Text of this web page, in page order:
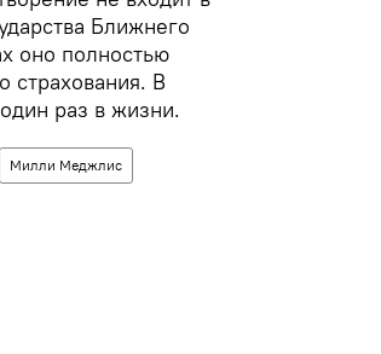
Ближнего
оно полностью
страхования. В
раз в жизни.
Милли Меджлис